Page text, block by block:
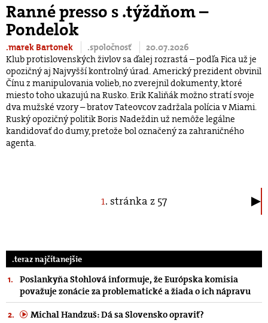
Ranné presso s .týždňom –
Pondelok
.marek Bartonek .spoločnosť
20.07.2026
Klub protislovenských živlov sa ďalej rozrastá – podľa Fica už je
opozičný aj Najvyšší kontrolný úrad. Americký prezident obvinil
Čínu z manipulovania volieb, no zverejnil dokumenty, ktoré
miesto toho ukazujú na Rusko. Erik Kaliňák možno stratí svoje
dva mužské vzory – bratov Tateovcov zadržala polícia v Miami.
Ruský opozičný politik Boris Nadeždin už nemôže legálne
kandidovať do dumy, pretože bol označený za zahraničného
agenta.
1. stránka z 57
.teraz najčítanejšie
Poslankyňa Stohlová informuje, že Európska komisia
považuje zonácie za problematické a žiada o ich nápravu
Michal Handzuš: Dá sa Slovensko opraviť?